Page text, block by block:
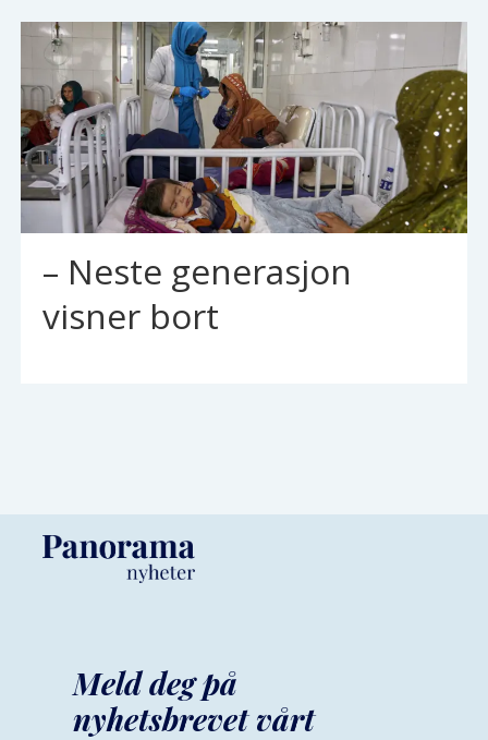
– Neste generasjon
visner bort
Meld deg på
nyhetsbrevet vårt